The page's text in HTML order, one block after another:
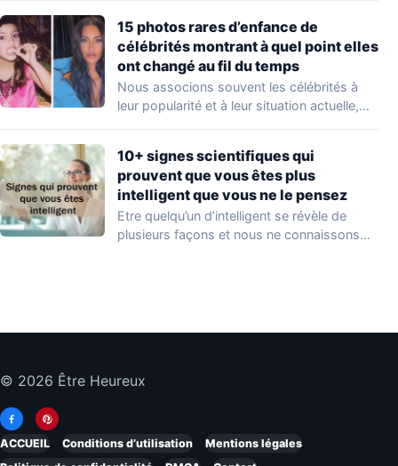
15 photos rares d’enfance de
célébrités montrant à quel point elles
ont changé au fil du temps
Nous associons souvent les célébrités à
leur popularité et à leur situation actuelle,
10+ signes scientifiques qui
prouvent que vous êtes plus
intelligent que vous ne le pensez
Etre quelqu’un d’intelligent se révèle de
plusieurs façons et nous ne connaissons
© 2026 Être Heureux
ACCUEIL Conditions d’utilisation
Mentions légales